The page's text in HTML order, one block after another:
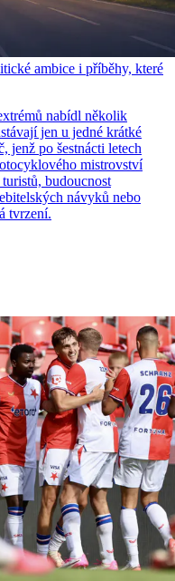
ambice i příběhy, které
nabídl několik
jen u jedné krátké
jenž po šestnácti letech
mistrovství
budoucnost
návyků nebo
tvrzení.